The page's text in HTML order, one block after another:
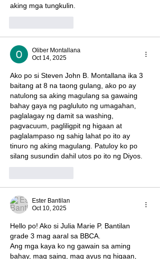
aking mga tungkulin.
Oliber Montallana
Oct 14, 2025
Ako po si Steven John B. Montallana ika 3
baitang at 8 na taong gulang, ako po ay
natulong sa aking magulang sa gawaing
bahay gaya ng pagluluto ng umagahan,
paglalagay ng damit sa washing,
pagvacuum, pagliligpit ng higaan at
paglalampaso ng sahig lahat po ito ay
tinuro ng aking magulang. Patuloy ko po
silang susundin dahil utos po ito ng Diyos.
Ester Bantilan
Oct 10, 2025
Hello po! Ako si Julia Marie P. Bantilan
grade 3 mag aaral sa BBCA.
Ang mga kaya ko ng gawain sa aming
bahay, mag saing, mag ayus ng higaan,